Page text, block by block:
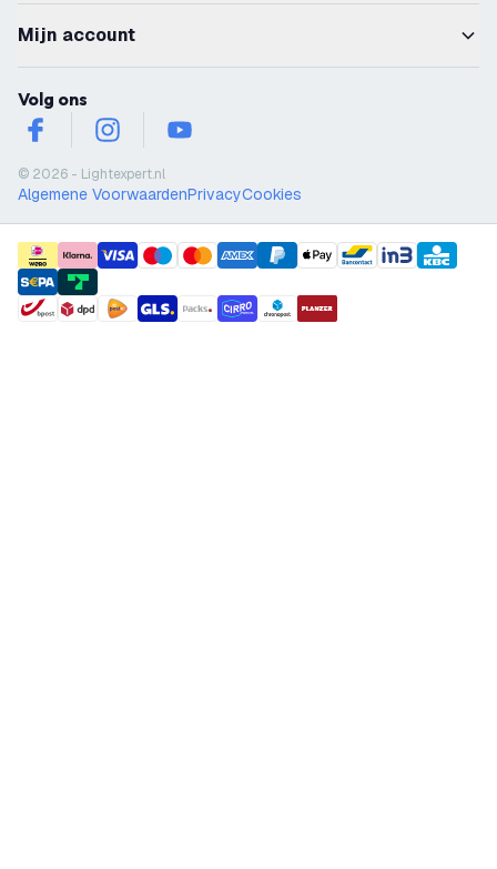
Mijn account
Volg ons
facebookinstagramyoutube
© 2026 - Lightexpert.nl
Algemene VoorwaardenPrivacyCookies
payment methods
shipment methods